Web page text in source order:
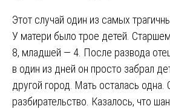
Этот случай один из самых
У матери было трое детей.
8, младшей — 4. После развода
в один из дней он просто забрал
другой город. Мать осталась одна.
разбирательство. Казалось, что